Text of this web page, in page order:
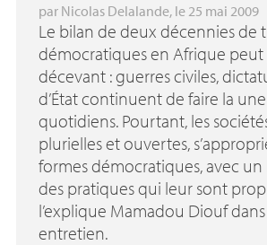
par Nicolas Delalande, le 25 mai 2009
Le bilan de deux décennies de
démocratiques en Afrique peut
décevant : guerres civiles,
d’État continuent de faire la
quotidiens. Pourtant, les
plurielles et ouvertes,
formes démocratiques, avec
des pratiques qui leur sont
l’explique Mamadou Diouf
entretien.